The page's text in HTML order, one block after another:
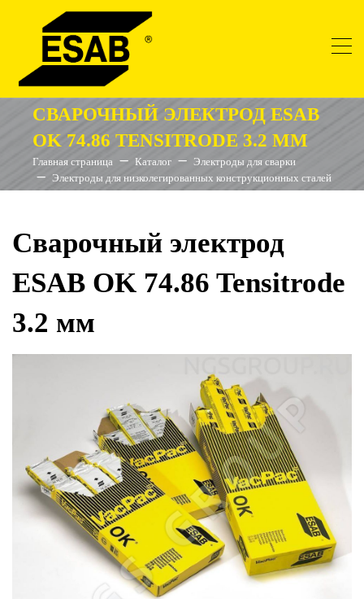
СВАРОЧНЫЙ ЭЛЕКТРОД ESAB
OK 74.86 TENSITRODE 3.2 ММ
Главная страница Каталог
Электроды для сварки
Электроды для низколегированных конструкционных сталей
Сварочный электрод
ESAB OK 74.86 Tensitrode
3.2 мм